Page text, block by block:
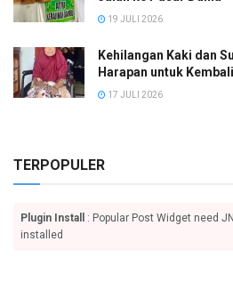
19 JULI 2026
Kehilangan Kaki dan
Harapan untuk
17 JULI 2026
TERPOPULER
Plugin Install
: Popular Post Widget need
installed